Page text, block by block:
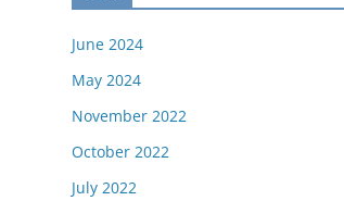
June 2024
May 2024
November 2022
October 2022
July 2022